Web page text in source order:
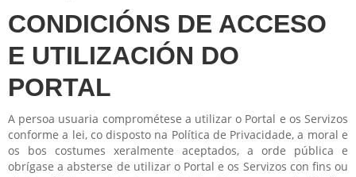
CONDICIÓNS DE ACCESO
E UTILIZACIÓN DO
PORTAL
A persoa usuaria comprométese a utilizar o Portal e os Servizos
conforme a lei, co disposto na Política de Privacidade, a moral e
os bos costumes xeralmente aceptados, a orde pública e
obrígase a absterse de utilizar o Portal e os Servizos con fins ou